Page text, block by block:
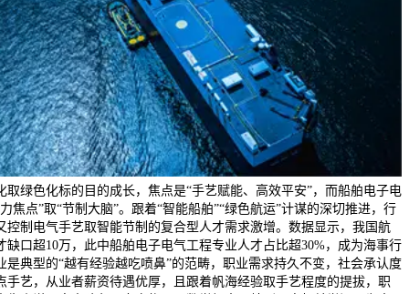
取绿色化标的目的成长，焦点是“手艺赋能、高效平安”，而船舶电子电
焦点”取“节制大脑”。跟着“智能船舶”“绿色航运”计谋的深切推进，行
控制电气手艺取智能节制的复合型人才需求激增。数据显示，我国航
缺口超10万，此中船舶电子电气工程专业人才占比超30%，成为海事行
是典型的“越有经验越吃喷鼻”的范畴，职业需求持久不变，社会承认度
手艺，从业者薪资待遇优厚，且跟着帆海经验取手艺程度的提拔，职